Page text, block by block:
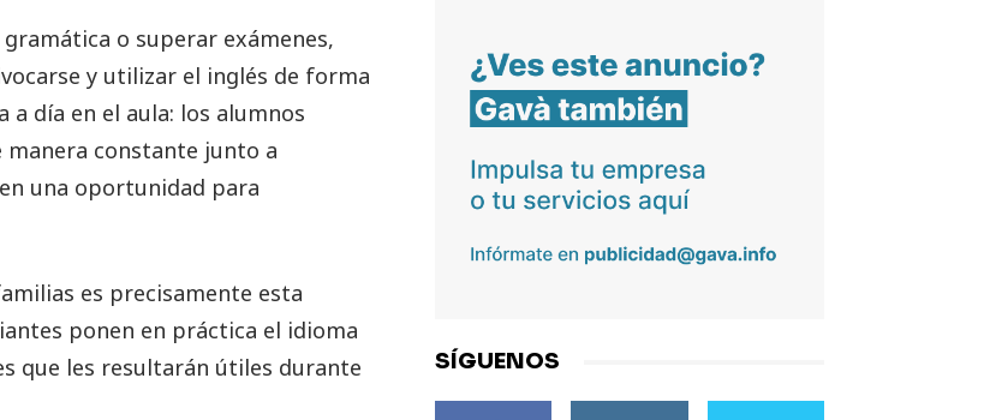
o superar exámenes,
y utilizar el inglés de forma
día en el aula: los alumnos
constante junto a
una oportunidad para
es precisamente esta
ponen en práctica el idioma
que les resultarán útiles durante
SÍGUENOS